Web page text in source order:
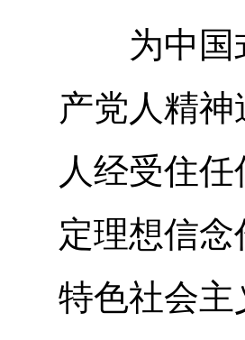
为中国式
产党人精
人经受住
定理想信
特色社会